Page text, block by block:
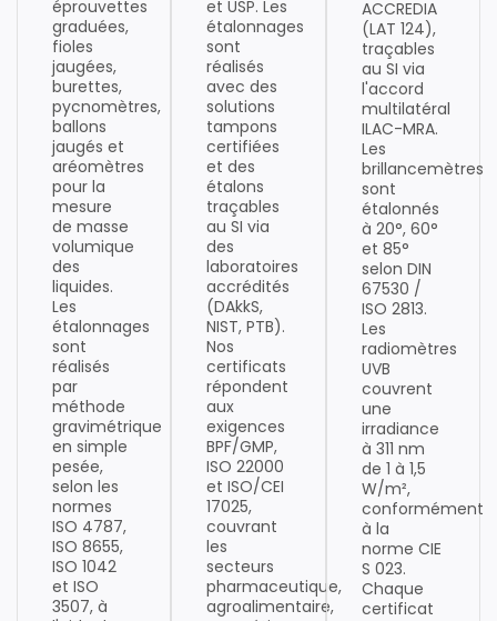
éprouvettes
graduées,
fioles
jaugées,
burettes,
pycnomètres,
ballons
jaugés et
aréomètres
pour la
mesure
de masse
volumique
des
liquides.
Les
étalonnages
sont
réalisés
par
méthode
gravimétrique
en simple
pesée,
selon les
normes
ISO 4787,
ISO 8655,
ISO 1042
et ISO
3507, à
et USP. Les
étalonnages
sont
réalisés
avec des
solutions
tampons
certifiées
et des
étalons
traçables
au SI via
des
laboratoires
accrédités
(DAkkS,
NIST, PTB).
Nos
certificats
répondent
aux
exigences
BPF/GMP,
ISO 22000
et ISO/CEI
17025,
couvrant
les
secteurs
pharmaceutique,
agroalimentaire,
ACCREDIA
(LAT 124),
traçables
au SI via
l'accord
multilatéral
ILAC-MRA.
Les
brillancemètres
sont
étalonnés
à 20°, 60°
et 85°
selon DIN
67530 /
ISO 2813.
Les
radiomètres
UVB
couvrent
une
irradiance
à 311 nm
de 1 à 1,5
W/m²,
conformément
à la
norme CIE
S 023.
Chaque
certificat